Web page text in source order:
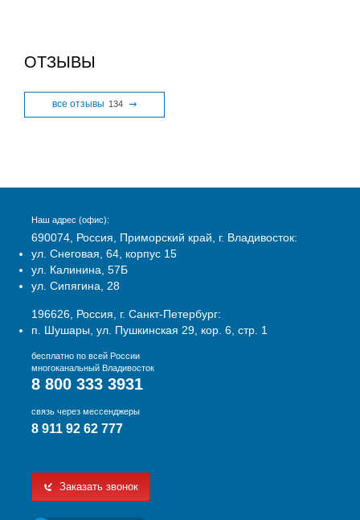
ОТЗЫВЫ
все отзывы 134
Наш адрес (офис):
690074, Россия, Приморский край, г. Владивосток:
ул. Снеговая, 64, корпус 15
ул. Калинина, 57Б
ул. Сипягина, 28
196626, Россия, г. Санкт-Петербург:
п. Шушары, ул. Пушкинская 29, кор. 6, стр. 1
бесплатно по всей России
многоканальный Владивосток
8 800 333 3931
связь через мессенджеры
8 911 92 62 777
Заказать звонок